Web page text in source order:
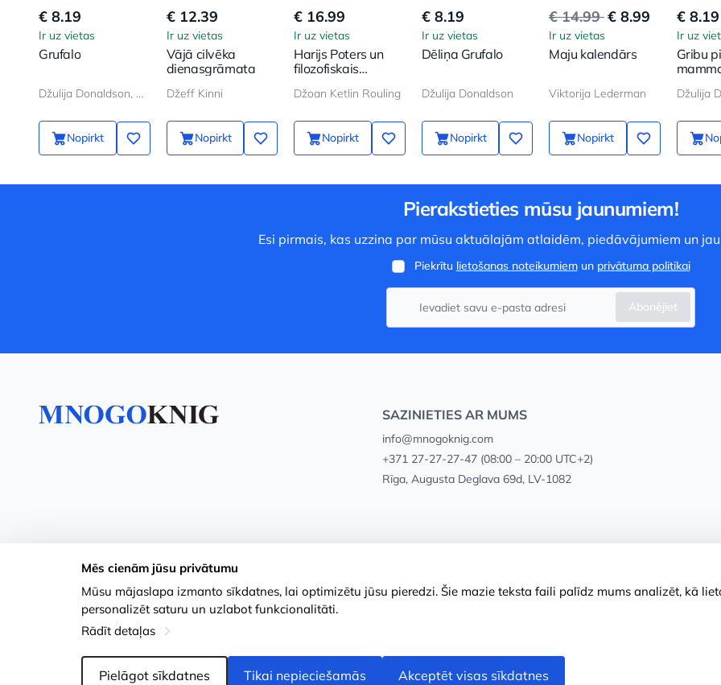
€ 8.19
Ir uz vietas
Grufalo
Džulija Donaldson, Aksel Šeffler
Nopirkt
€ 12.39
Ir uz vietas
Vājā cilvēka
dienasgrāmata
Džeff Kinni
Nopirkt
€ 16.99
Ir uz vietas
Harijs Poters un
filozofiskais
Džoan Ketlin Rouling
Nopirkt
€ 8.19
Ir uz vietas
Dēliņa Grufalo
Džulija Donaldson
Nopirkt
€ 14.99€ 8.99
Ir uz vietas
Maju kalendārs
Viktorija Lederman
Nopirkt
€ 8.19
Ir uz
Gribu
Pierakstieties mūsu jaunumiem!
Esi pirmais, kas uzzina par mūsu aktuālajām atlaidēm, piedāvājumiem un
Piekrītu lietošanas noteikumiemun privātuma politikai
Abonējiet
SAZINIETIES AR MUMS
info@mnogoknig.com
+371 27-27-27-47(08:00 – 20:00 UTC+2)
Rīga, Augusta Deglava 69d, LV-1082
Mēs cienām jūsu privātumu
Mūsu mājaslapa izmanto sīkdatnes, lai optimizētu jūsu pieredzi. Šie mazie teksta faili palīdz mums analizēt, kā
personalizēt saturu un uzlabot funkcionalitāti.
Rādīt detaļas
Pielāgot sīkdatnes Tikai nepieciešamās Akceptēt visas sīkdatnes